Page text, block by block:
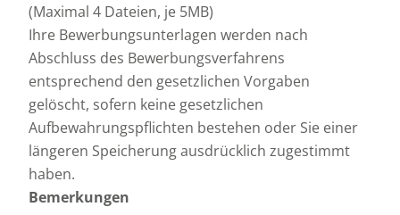
(Maximal 4 Dateien, je 5MB)
Ihre Bewerbungsunterlagen werden nach
Abschluss des Bewerbungsverfahrens
entsprechend den gesetzlichen Vorgaben
gelöscht, sofern keine gesetzlichen
Aufbewahrungspflichten bestehen oder Sie einer
längeren Speicherung ausdrücklich zugestimmt
haben.
Bemerkungen